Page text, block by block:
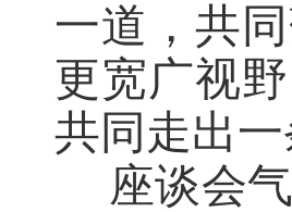
一道，共
更宽广视
共同走出
座谈会